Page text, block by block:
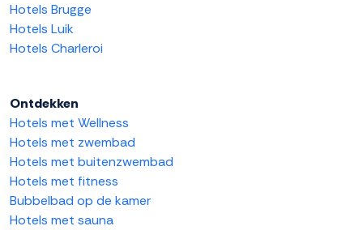
Hotels Brugge
Hotels Luik
Hotels Charleroi
Ontdekken
Hotels met Wellness
Hotels met zwembad
Hotels met buitenzwembad
Hotels met fitness
Bubbelbad op de kamer
Hotels met sauna